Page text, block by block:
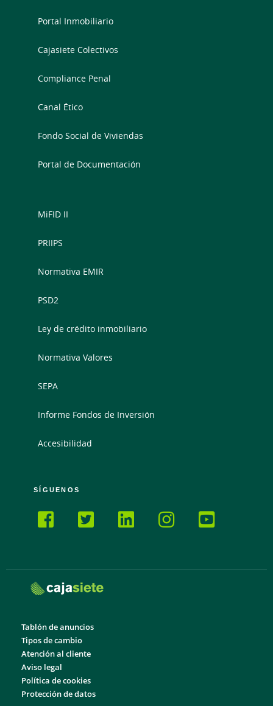
Portal Inmobiliario
Cajasiete Colectivos
Compliance Penal
Canal Ético
Fondo Social de Viviendas
Portal de Documentación
MiFID II
PRIIPS
Normativa EMIR
PSD2
Ley de crédito inmobiliario
Normativa Valores
SEPA
Informe Fondos de Inversión
Accesibilidad
SÍGUENOS
Tablón de anuncios
Tipos de cambio
Atención al cliente
Aviso legal
Política de cookies
Protección de datos